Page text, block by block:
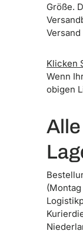
Größe.
Klicken
Wenn
obigen